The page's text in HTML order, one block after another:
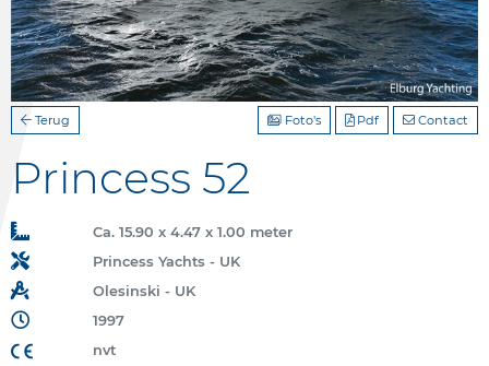
Terug Contact
Pdf
Foto's
Princess 52
Ca. 15.90 x 4.47 x 1.00 meter
Princess Yachts - UK
Olesinski - UK
1997
nvt